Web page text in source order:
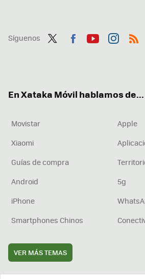
Síguenos
En Xataka Móvil hablamos de...
Movistar
Apple
Xiaomi
Guías de compra
Android
5g
iPhone
Smartphones Chinos
VER MÁS TEMAS